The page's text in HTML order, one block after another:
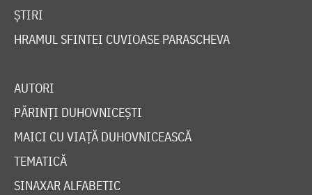
ȘTIRI
HRAMUL SFINTEI CUVIOASE PARASCHEVA
AUTORI
PĂRINȚI DUHOVNICEȘTI
MAICI CU VIAȚĂ DUHOVNICEASCĂ
TEMATICĂ
SINAXAR ALFABETIC